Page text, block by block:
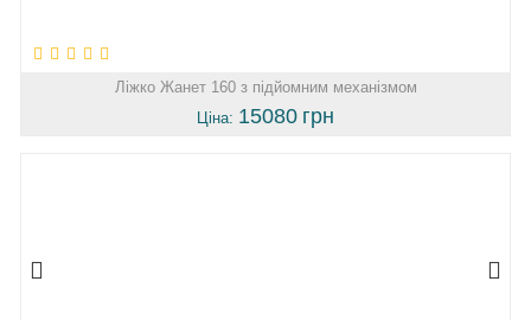
Ліжко Жанет 160 з підйомним механізмом
Ціна: 15080 грн